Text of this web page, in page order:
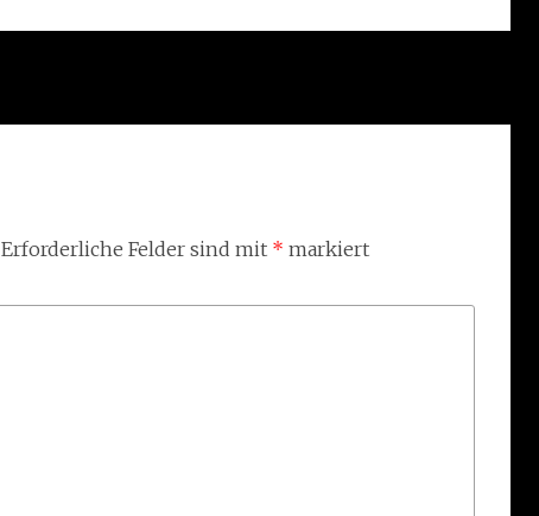
Erforderliche Felder sind mit * markiert